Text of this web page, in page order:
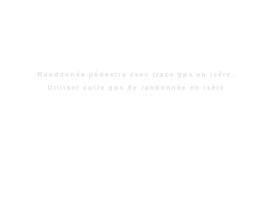
Randonnée pédestre avec trace gps en isère.
Utiliser votre gps de randonnée en isère